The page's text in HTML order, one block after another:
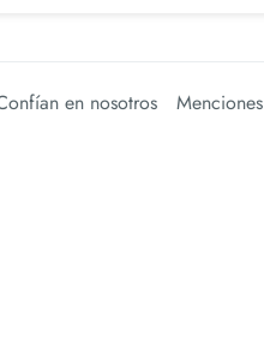
en nosotros Menciones